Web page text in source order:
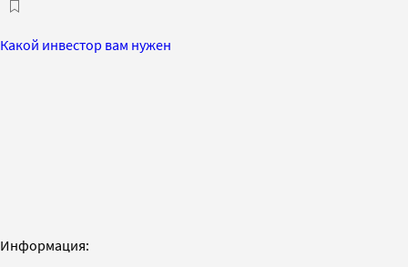
Какой инвестор вам нужен
Информация: